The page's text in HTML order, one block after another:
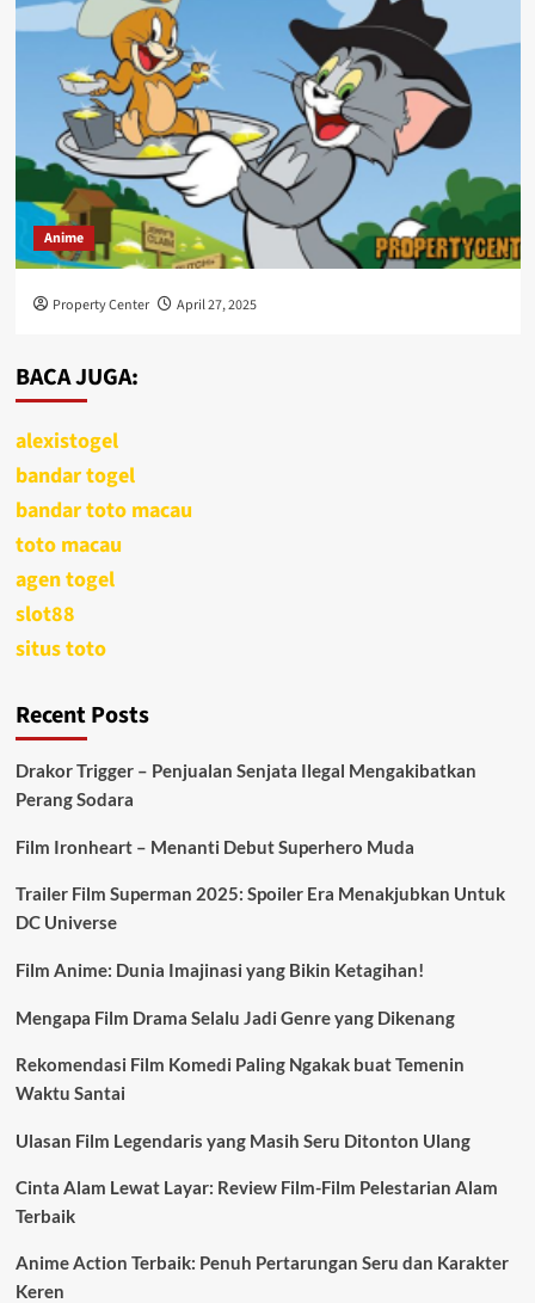
Anime
Property Center April 27, 2025
BACA JUGA:
alexistogel
bandar togel
bandar toto macau
toto macau
agen togel
slot88
situs toto
Recent Posts
Drakor Trigger – Penjualan Senjata Ilegal Mengakibatkan
Perang Sodara
Film Ironheart – Menanti Debut Superhero Muda
Trailer Film Superman 2025: Spoiler Era Menakjubkan Untuk
DC Universe
Film Anime: Dunia Imajinasi yang Bikin Ketagihan!
Mengapa Film Drama Selalu Jadi Genre yang Dikenang
Rekomendasi Film Komedi Paling Ngakak buat Temenin
Waktu Santai
Ulasan Film Legendaris yang Masih Seru Ditonton Ulang
Cinta Alam Lewat Layar: Review Film-Film Pelestarian Alam
Terbaik
Anime Action Terbaik: Penuh Pertarungan Seru dan Karakter
Keren